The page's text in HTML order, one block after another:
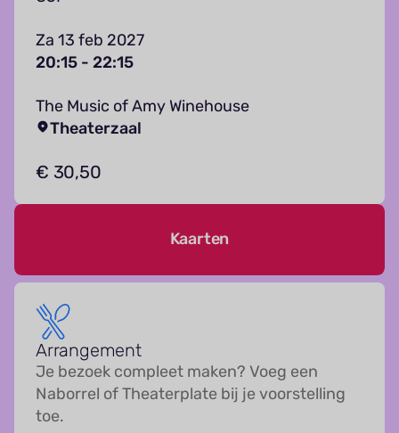
Za 13 feb 2027
20:15 - 22:15
The Music of Amy Winehouse
Theaterzaal
€ 30,50
Kaarten
Arrangement
Je bezoek compleet maken? Voeg een
Naborrel of Theaterplate bij je voorstelling
toe.